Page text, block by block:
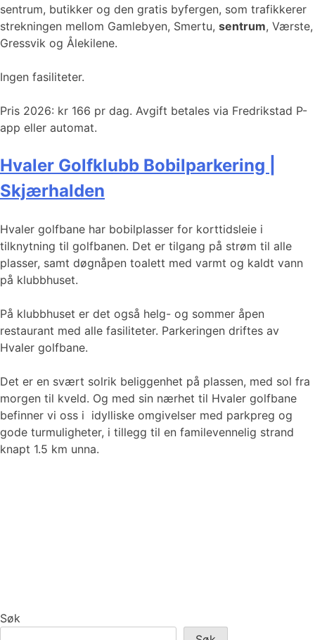
sentrum, butikker og den gratis byfergen, som trafikkerer
strekningen mellom Gamlebyen, Smertu, sentrum, Værste,
Gressvik og Ålekilene.
Ingen fasiliteter.
Pris 2026: kr 166 pr dag. Avgift betales via Fredrikstad P-
app eller automat.
Hvaler Golfklubb Bobilparkering |
Skjærhalden
Hvaler golfbane har bobilplasser for korttidsleie i
tilknytning til golfbanen. Det er tilgang på strøm til alle
plasser, samt døgnåpen toalett med varmt og kaldt vann
på klubbhuset.
På klubbhuset er det også helg- og sommer åpen
restaurant med alle fasiliteter. Parkeringen driftes av
Hvaler golfbane.
Det er en svært solrik beliggenhet på plassen, med sol fra
morgen til kveld. Og med sin nærhet til Hvaler golfbane
befinner vi oss i idylliske omgivelser med parkpreg og
gode turmuligheter, i tillegg til en familevennelig strand
knapt 1.5 km unna.
Søk